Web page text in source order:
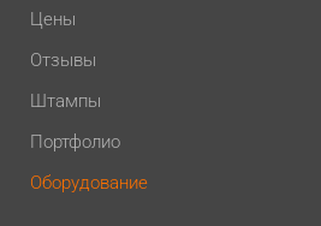
Цены
Отзывы
Штампы
Портфолио
Оборудование